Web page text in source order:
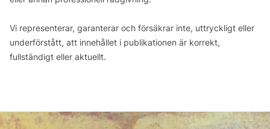
Vi representerar, garanterar och försäkrar inte, uttryckligt eller
underförstått, att innehållet i publikationen är korrekt,
fullständigt eller aktuellt.